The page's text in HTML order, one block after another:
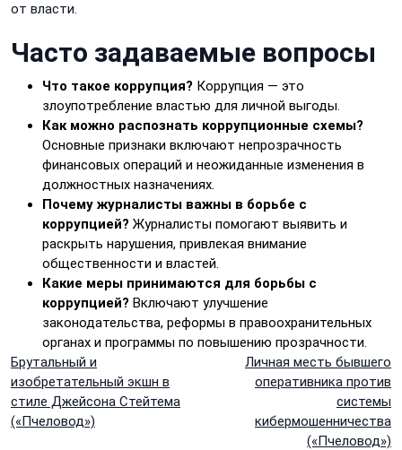
от власти.
Часто задаваемые вопросы
Что такое коррупция? Коррупция — это
злоупотребление властью для личной выгоды.
Как можно распознать коррупционные схемы?
Основные признаки включают непрозрачность
финансовых операций и неожиданные изменения в
должностных назначениях.
Почему журналисты важны в борьбе с
коррупцией? Журналисты помогают выявить и
раскрыть нарушения, привлекая внимание
общественности и властей.
Какие меры принимаются для борьбы с
коррупцией? Включают улучшение
законодательства, реформы в правоохранительных
органах и программы по повышению прозрачности.
Навигация
по
записям
Брутальный и
изобретательный экшн в
стиле Джейсона Стейтема
(«Пчеловод»)
Личная месть бывшего
оперативника против
системы
кибермошенничества
(«Пчеловод»)